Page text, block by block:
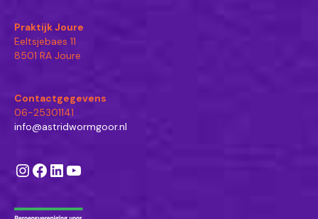
Praktijk Joure
Eeltsjebaes 11
8501 RA Joure
Contactgegevens
06-25301141
info@astridwormgoor.nl
Instagram
Facebook
LinkedIn
YouTube